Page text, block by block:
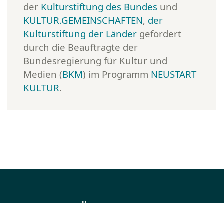
der Kulturstiftung des Bundes und
KULTUR.GEMEINSCHAFTEN, der
Kulturstiftung der Länder gefördert
durch die Beauftragte der
Bundesregierung für Kultur und
Medien (BKM) im Programm NEUSTART
KULTUR.